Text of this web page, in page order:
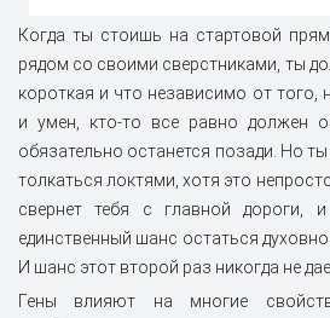
Когда ты стоишь на стартовой
рядом со своими сверстниками, ты
короткая и что независимо от того,
и умен, кто-то все равно должен
обязательно останется позади. Но
толкаться локтями, хотя это
свернет тебя с главной дороги,
единственный шанс остаться
И шанс этот второй раз никогда не
Гены влияют на многие